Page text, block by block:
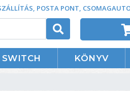
POSTA PONT,
SWITCH KÖNYV